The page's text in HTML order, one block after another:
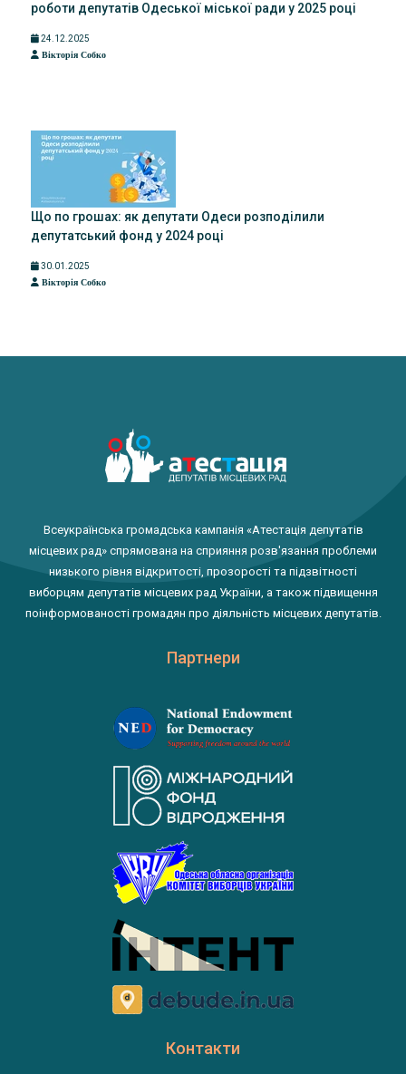
роботи депутатів Одеської міської ради у 2025 році
24.12.2025
Вікторія Собко
Що по грошах: як депутати Одеси розподілили
депутатський фонд у 2024 році
30.01.2025
Вікторія Собко
Всеукраїнська громадська кампанія «Атестація депутатів
місцевих рад» спрямована на сприяння розв'язання проблеми
низького рівня відкритості, прозорості та підзвітності
виборцям депутатів місцевих рад України, а також підвищення
поінформованості громадян про діяльність місцевих депутатів.
Партнери
Контакти